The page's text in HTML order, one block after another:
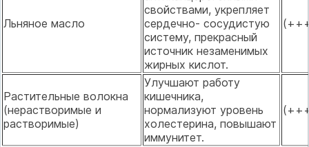
Льняное масло
свойствами, укрепляет
сердечно- сосудистую
систему, прекрасный
источник незаменимых
жирных кислот.
Растительные волокна
(нерастворимые и
растворимые)
Улучшают работу
кишечника,
нормализуют уровень
холестерина, повышают
иммунитет.